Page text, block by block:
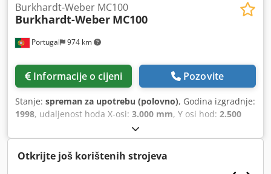
Portugal 974 km
Burkhardt-Weber MC100
Burkhardt-Weber MC100
Informacije o cijeni Pozovite
Stanje: spreman za upotrebu (polovno), Godina izgradnje:
1998, udaljenost hoda X-osi: 3.000 mm, Y osi hod: 2.500
1.500 mm
20.000 kg, maksimalna brzina vretena:3.500 okret/min,
broj osovina:3 ,
Otkrijte još korištenih strojeva